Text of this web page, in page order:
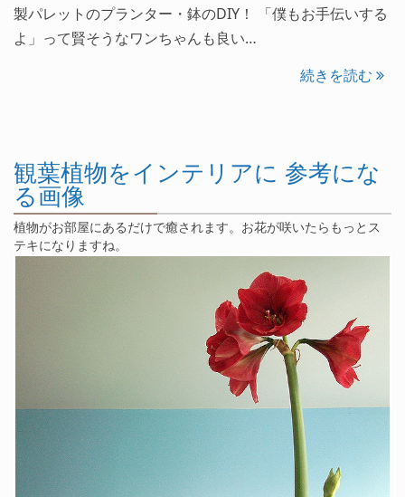
製パレットのプランター・鉢のDIY！ 「僕もお手伝いする
よ」って賢そうなワンちゃんも良い…
続きを読む
観葉植物をインテリアに 参考にな
る画像
植物がお部屋にあるだけで癒されます。お花が咲いたらもっとス
テキになりますね。